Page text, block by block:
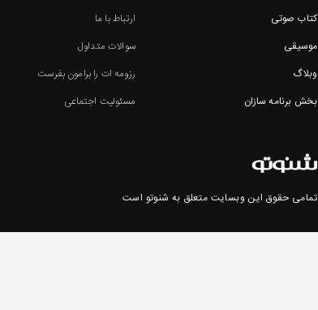
کتاب صوتی
موسیقی
وبلاگ
بخش برنامه سازان
ارتباط با ما
سوالات متداول
رزومه ات را برامون بفرست
مسئولیت اجتماعی
تمامی حقوق این وبسایت متعلق به شنوتو است